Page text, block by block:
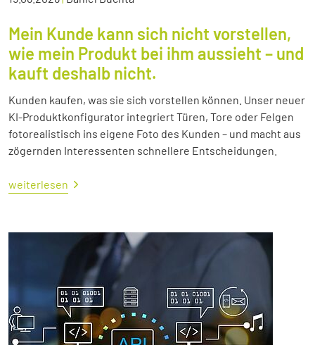
Mein Kunde kann sich nicht vorstellen,
wie mein Produkt bei ihm aussieht – und
kauft deshalb nicht.
Kunden kaufen, was sie sich vorstellen können. Unser neuer
KI-Produktkonfigurator integriert Türen, Tore oder Felgen
fotorealistisch ins eigene Foto des Kunden – und macht aus
zögernden Interessenten schnellere Entscheidungen.
weiterlesen